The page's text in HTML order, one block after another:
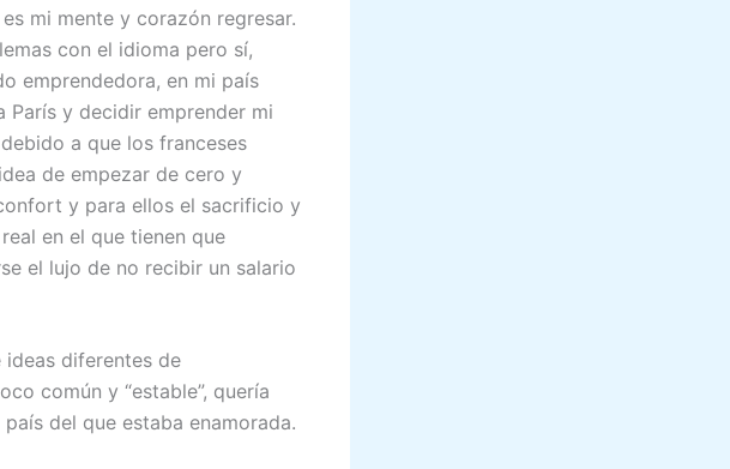
mi mente y corazón regresar.
con el idioma pero sí,
emprendedora, en mi país
París y decidir emprender mi
a que los franceses
de empezar de cero y
y para ellos el sacrificio y
en el que tienen que
el lujo de no recibir un salario
ideas diferentes de
común y “estable”, quería
del que estaba enamorada.